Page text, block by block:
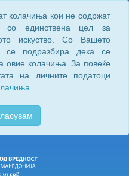
колачиња кои не содржат
со единствена цел за
искуство. Со Вашето
се подразбира дека се
овие колачиња. За повеќе
на личните податоци